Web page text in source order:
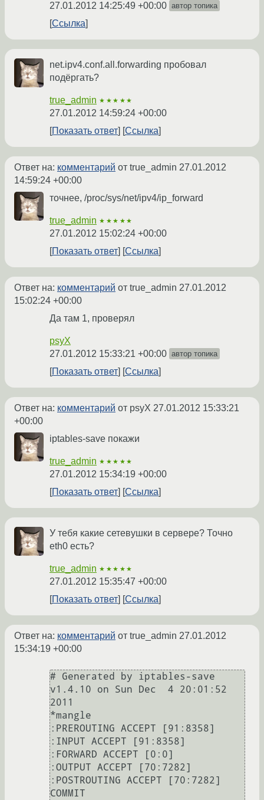
27.01.2012 14:25:49 +00:00 автор топика
Ссылка
net.ipv4.conf.all.forwarding пробовал
подёргать?
true_admin ★★★★★
27.01.2012 14:59:24 +00:00
Показать ответ
Ссылка
Ответ на: комментарий от true_admin 27.01.2012
14:59:24 +00:00
точнее, /proc/sys/net/ipv4/ip_forward
true_admin ★★★★★
27.01.2012 15:02:24 +00:00
Показать ответ
Ссылка
Ответ на: комментарий от true_admin 27.01.2012
15:02:24 +00:00
Да там 1, проверял
psyX
27.01.2012 15:33:21 +00:00 автор топика
Показать ответ Ссылка
Ответ на: комментарий от psyX 27.01.2012 15:33:21
+00:00
iptables-save покажи
true_admin ★★★★★
27.01.2012 15:34:19 +00:00
Показать ответ
Ссылка
У тебя какие сетевушки в сервере? Точно
eth0 есть?
true_admin ★★★★★
27.01.2012 15:35:47 +00:00
Показать ответ
Ссылка
Ответ на: комментарий от true_admin 27.01.2012
15:34:19 +00:00
# Generated by iptables-save
v1.4.10 on Sun Dec  4 20:01:52
2011
*mangle
:PREROUTING ACCEPT [91:8358]
:INPUT ACCEPT [91:8358]
:FORWARD ACCEPT [0:0]
:OUTPUT ACCEPT [70:7282]
:POSTROUTING ACCEPT [70:7282]
COMMIT